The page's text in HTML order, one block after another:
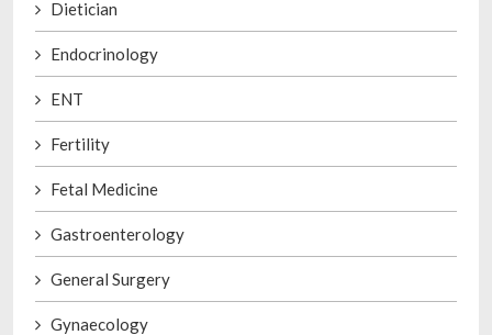
Dietician
Endocrinology
ENT
Fertility
Fetal Medicine
Gastroenterology
General Surgery
Gynaecology